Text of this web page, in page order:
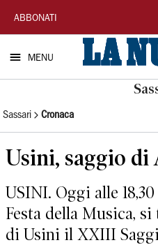
La
Nuova
Sardegna
ABBONATI
MENU
Sassari Cronaca
Usini, saggio di
USINI. Oggi alle
Festa della Musica,
di Usini il XXIII